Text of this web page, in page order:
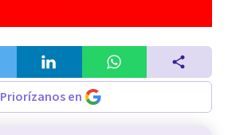
Priorízanos en